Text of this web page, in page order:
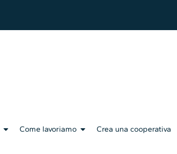
Come lavoriamo Crea una cooperativa